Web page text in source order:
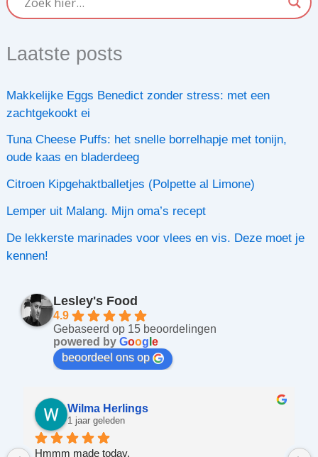
Laatste posts
Makkelijke Eggs Benedict zonder stress: met een
zachtgekookt ei
Tuna Cheese Puffs: het snelle borrelhapje met tonijn,
oude kaas en bladerdeeg
Citroen Kipgehaktballetjes (Polpette al Limone)
Lemper uit Malang. Mijn oma’s recept
De lekkerste marinades voor vlees en vis. Deze moet je
kennen!
Lesley's Food
4.9
Gebaseerd op 15 beoordelingen
powered byGoog le
beoordeel ons op
Wilma Herlings
1 jaar geleden
Hmmm made today.